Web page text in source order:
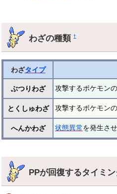
わざの種類†
わざタイプ
ぶつりわざ 攻撃するポケモン
とくしゅわざ 攻撃するポケモン
へんかわざ 状態異常を発生さ
PPが回復するタイミ